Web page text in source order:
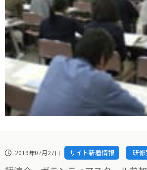
2019年07月27日 サイト新着情報 研修